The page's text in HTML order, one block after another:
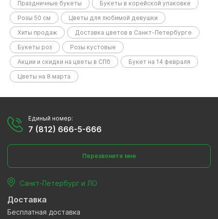
Праздничные букеты
Букеты в корейской упаковке
Розы 50 см
Цветы для любимой девушки
Хиты продаж
Доставка цветов в Санкт-Петербурге
Букеты роз
Розы кустовые
Акции и скидки на цветы в СПб
Букет на 14 февраля
Цветы на 8 марта
Единый номер:
7 (812) 666-5-666
Перезвоните мне
Санкт-Петербург и ЛО
Доставка
Бесплатная доставка